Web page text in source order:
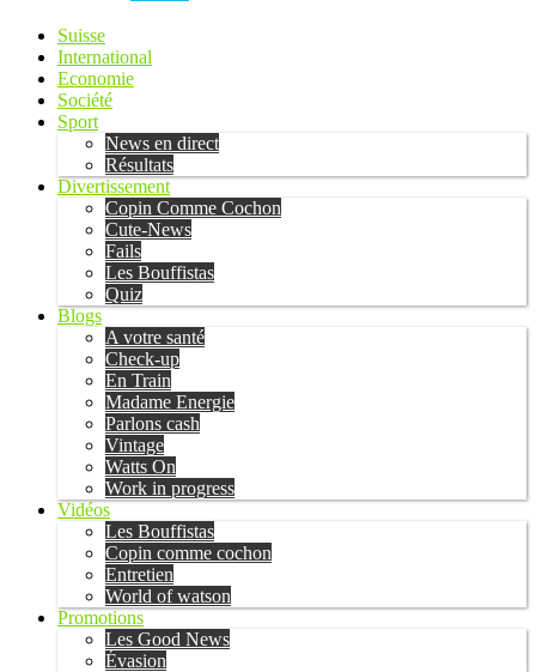
Suisse
International
Economie
Société
Sport
News en direct
Résultats
Divertissement
Copin Comme Cochon
Cute-News
Fails
Les Bouffistas
Quiz
Blogs
A votre santé
Check-up
En Train
Madame Energie
Parlons cash
Vintage
Watts On
Work in progress
Vidéos
Les Bouffistas
Copin comme cochon
Entretien
World of watson
Promotions
Les Good News
Évasion